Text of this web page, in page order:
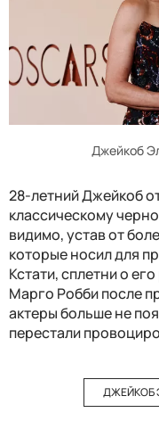
Джейкоб
28-летний Джейкоб
классическому
видимо, устав от
которые носил для
Кстати, сплетни о
Марго Робби после
актеры больше не
перестали
ДЖЕЙКОБ